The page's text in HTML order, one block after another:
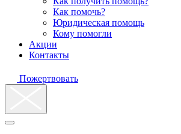
Как помочь?
Юридическая помощь
Кому помогли
Акции
Контакты
Пожертвовать